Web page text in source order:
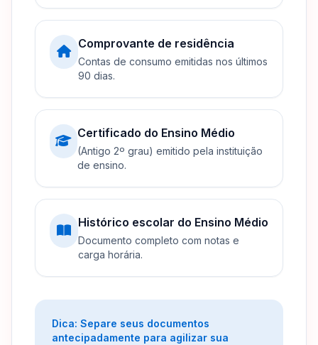
Comprovante de residência
Contas de consumo emitidas nos últimos
90 dias.
Certificado do Ensino Médio
(Antigo 2º grau) emitido pela instituição
de ensino.
Histórico escolar do Ensino Médio
Documento completo com notas e
carga horária.
Dica: Separe seus documentos
antecipadamente para agilizar sua